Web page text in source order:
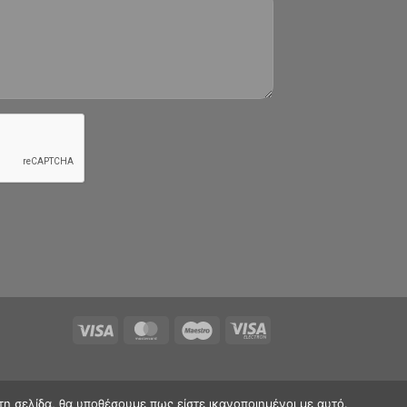
σελίδα, θα υποθέσουμε πως είστε ικανοποιημένοι με αυτό.